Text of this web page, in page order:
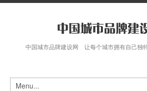
中国城市品牌建设网 让每个城市拥有自己独